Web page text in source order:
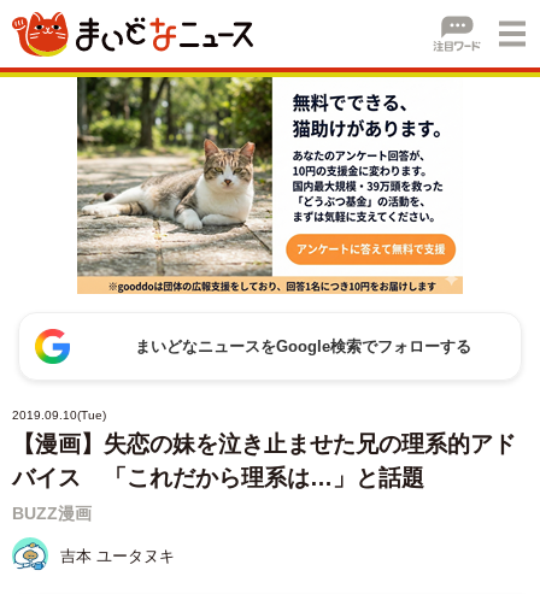
まいどなニュースをGoogle検索でフォローする
2019.09.10(Tue)
【漫画】失恋の妹を泣き止ませた兄の理系的アド
バイス 「これだから理系は…」と話題
BUZZ漫画
吉本 ユータヌキ